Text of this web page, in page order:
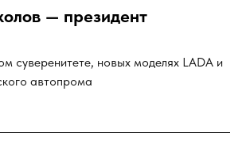
— президент
суверенитете, новых моделях LADA и
автопрома